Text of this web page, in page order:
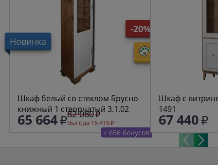
Новинка
-20%
Шкаф белый со стеклом Брусно
книжный 1 створчатый 3.1.02
65 664 82 080
Выгода 16 416
+ 656 бонусов
Шкаф с
1491
67 440